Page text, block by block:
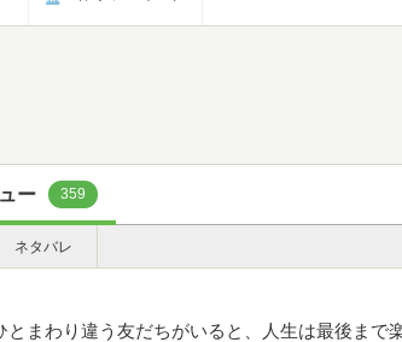
ー 359
ネタバレ
とまわり違う友だちがいると、人生は最後まで